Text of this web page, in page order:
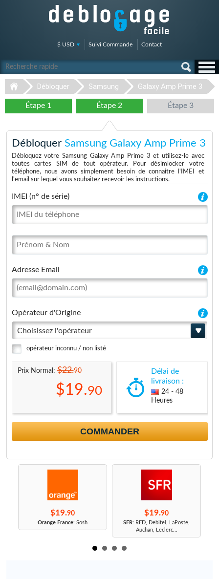
$ USD Suivi Commande Contact
Débloquer Samsung Galaxy Amp Prime 3
Étape 1 Étape 2 Étape 3
Débloquer Samsung Galaxy Amp Prime 3
Débloquez votre Samsung Galaxy Amp Prime 3 et utilisez-le avec
toutes cartes SIM de tout opérateur. Pour désimlocker votre
téléphone, nous avons simplement besoin de connaitre l'IMEI et
l'email sur lequel vous souhaitez recevoir les instructions.
IMEI (n° de série)
Adresse Email
Opérateur d'Origine
Choisissez l'opérateur
opérateur inconnu / non listé
Prix Normal:$22.90
$19.90
Délai de
livraison :
24 - 48
Heures
COMMANDER
$19.90
Orange France: Sosh
$19.90
SFR: RED, Debitel, LaPoste,
Auchan, Leclerc...